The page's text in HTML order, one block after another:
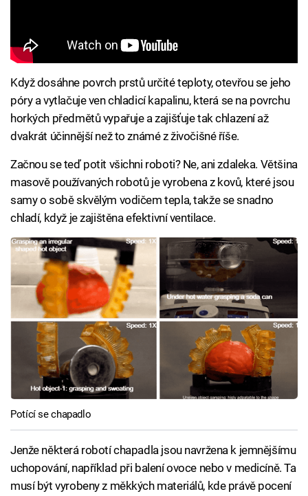
Když dosáhne povrch prstů určité teploty, otevřou se jeho
póry a vytlačuje ven chladicí kapalinu, která se na povrchu
horkých předmětů vypařuje a zajišťuje tak chlazení až
dvakrát účinnější než to známé z živočišné říše.
Začnou se teď potit všichni roboti? Ne, ani zdaleka. Většina
masově používaných robotů je vyrobena z kovů, které jsou
samy o sobě skvělým vodičem tepla, takže se snadno
chladí, když je zajištěna efektivní ventilace.
Potící se chapadlo
Jenže některá robotí chapadla jsou navržena k jemnějšímu
uchopování, například při balení ovoce nebo v medicíně. Ta
musí být vyrobeny z měkkých materiálů, kde právě pocení